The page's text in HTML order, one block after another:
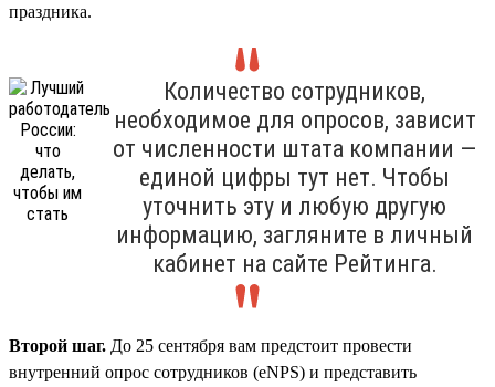
праздника.
Количество сотрудников,
необходимое для опросов, зависит
от численности штата компании —
единой цифры тут нет. Чтобы
уточнить эту и любую другую
информацию, загляните в личный
кабинет на сайте Рейтинга.
Второй шаг. До 25 сентября вам предстоит провести
внутренний опрос сотрудников (eNPS) и представить